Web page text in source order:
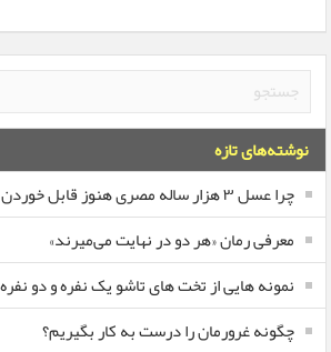
نوشته‌های تازه
چرا عسل ۳ هزار ساله‌ مصری هنوز قابل خوردن است؟
معرفی رمان «هر دو در نهایت می‌میرند»
نمونه هایی از تخت های تاشو یک نفره و دو نفره
چگونه غرورمان را درست به کار بگیریم؟